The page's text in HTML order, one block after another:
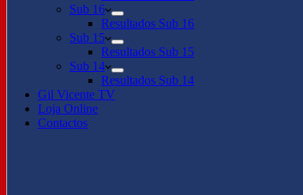
Sub 16
Resultados Sub 16
Sub 15
Resultados Sub 15
Sub 14
Resultados Sub 14
Gil Vicente TV
Loja Online
Contactos